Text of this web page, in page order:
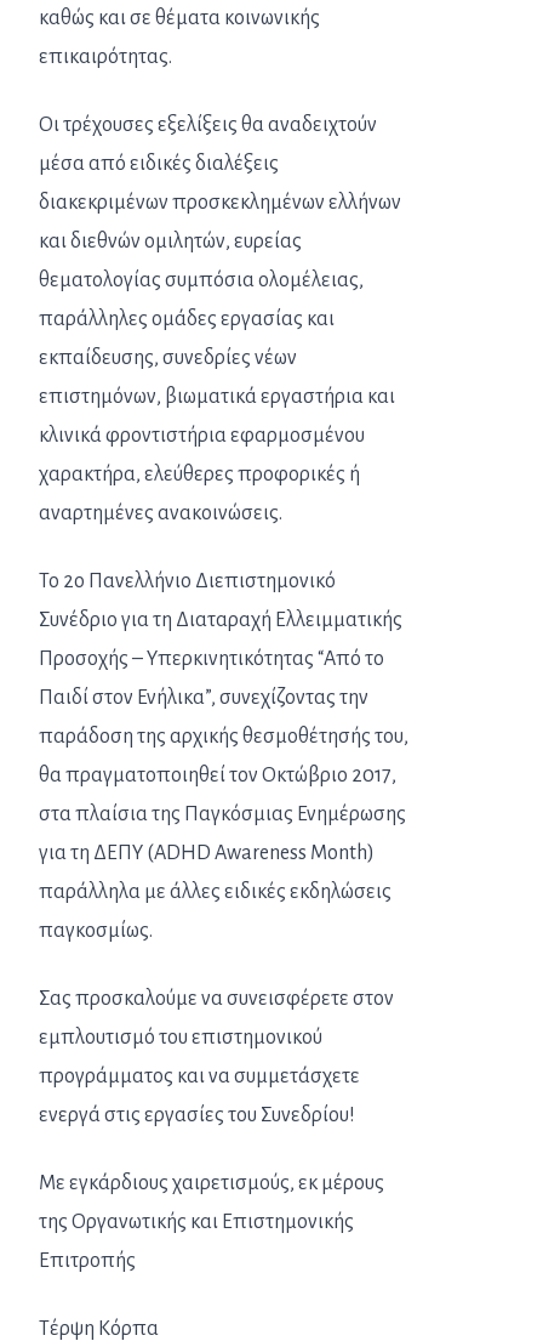
καθώς και σε θέματα κοινωνικής
επικαιρότητας.
Οι τρέχουσες εξελίξεις θα αναδειχτούν
μέσα από ειδικές διαλέξεις
διακεκριμένων προσκεκλημένων ελλήνων
και διεθνών ομιλητών, ευρείας
θεματολογίας συμπόσια ολομέλειας,
παράλληλες ομάδες εργασίας και
εκπαίδευσης, συνεδρίες νέων
επιστημόνων, βιωματικά εργαστήρια και
κλινικά φροντιστήρια εφαρμοσμένου
χαρακτήρα, ελεύθερες προφορικές ή
αναρτημένες ανακοινώσεις.
Το 2ο Πανελλήνιο Διεπιστημονικό
Συνέδριο για τη Διαταραχή Ελλειμματικής
Προσοχής – Υπερκινητικότητας “Από το
Παιδί στον Ενήλικα”, συνεχίζοντας την
παράδοση της αρχικής θεσμοθέτησής του,
θα πραγματοποιηθεί τον Οκτώβριο 2017,
στα πλαίσια της Παγκόσμιας Ενημέρωσης
για τη ΔΕΠΥ (ADHD Awareness Month)
παράλληλα με άλλες ειδικές εκδηλώσεις
παγκοσμίως.
Σας προσκαλούμε να συνεισφέρετε στον
εμπλουτισμό του επιστημονικού
προγράμματος και να συμμετάσχετε
ενεργά στις εργασίες του Συνεδρίου!
Με εγκάρδιους χαιρετισμούς, εκ μέρους
της Οργανωτικής και Επιστημονικής
Επιτροπής
Τέρψη Κόρπα